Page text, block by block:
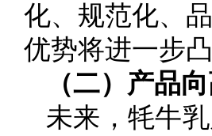
化、规范化、
优势将进一步凸
（二）产品
未来，牦牛